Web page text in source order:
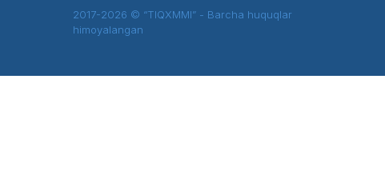
2017-2026 © “TIQXMMI” - Barcha huquqlar
himoyalangan